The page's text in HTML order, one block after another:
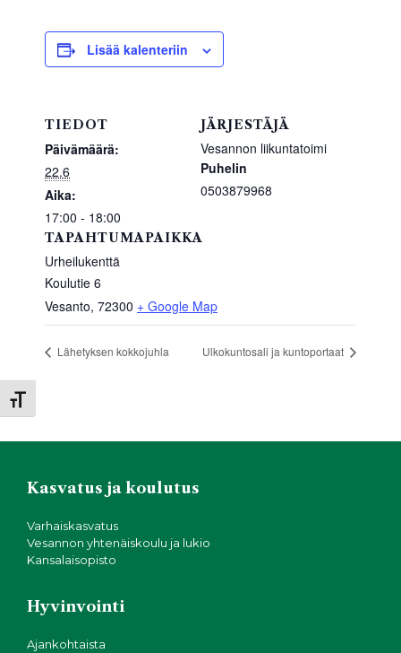
Toggle Font size
e
b
o
k
er s
A
e
Lisää kalenteriin
TIEDOT
Päivämäärä:
22.6
Aika:
17:00 - 18:00
TAPAHTUMAPAIKKA
Urheilukenttä
Koulutie 6
Vesanto, 72300 + Google Map
JÄRJESTÄJÄ
Vesannon liikuntatoimi
Puhelin
0503879968
Lähetyksen kokkojuhla Ulkokuntosali ja kuntoportaat
Kasvatus ja koulutus
Varhaiskasvatus
Vesannon yhtenäiskoulu ja lukio
Kansalaisopisto
Hyvinvointi
Ajankohtaista